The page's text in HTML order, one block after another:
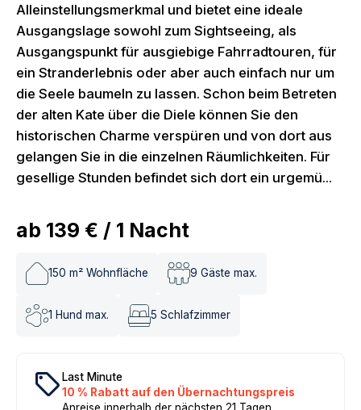
Alleinstellungsmerkmal und bietet eine ideale
Ausgangslage sowohl zum Sightseeing, als
Ausgangspunkt für ausgiebige Fahrradtouren, für
ein Stranderlebnis oder aber auch einfach nur um
die Seele baumeln zu lassen. Schon beim Betreten
der alten Kate über die Diele können Sie den
historischen Charme verspüren und von dort aus
gelangen Sie in die einzelnen Räumlichkeiten. Für
gesellige Stunden befindet sich dort ein urgemü...
ab 139 € / 1 Nacht
150 m² Wohnfläche 9 Gäste max.
1 Hund max. 5 Schlafzimmer
local_offer Last Minute
10 % Rabatt auf den Übernachtungspreis
Anreise innerhalb der nächsten 21 Tagen,